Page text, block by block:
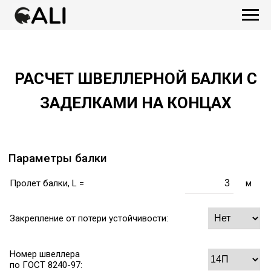
РАСЧЕТ ШВЕЛЛЕРНОЙ БАЛКИ С
ЗАДЕЛКАМИ НА КОНЦАХ
Параметры балки
Пролет балки, L = м
Закрепление от потери устойчивости:
Номер швеллера
по ГОСТ 8240-97: